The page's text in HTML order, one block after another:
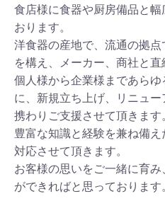
食店様に食器や厨房備品と
おります。
洋食器の産地で、流通の拠
を構え、メーカー、商社と直
個人様から企業様まであら
に、新規立ち上げ、リニュ
携わりご支援させて頂きます
豊富な知識と経験を兼ね備
対応させて頂きます。
お客様の思いをご一緒に育
ができればと思っております